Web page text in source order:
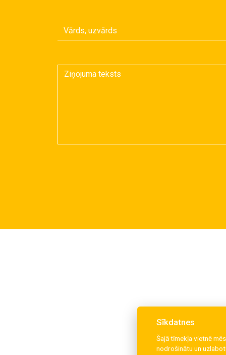
Sīkdatnes
Šajā tīmekļa vietnē
nodrošinātu un